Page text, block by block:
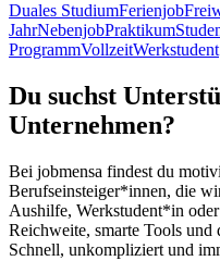
Duales StudiumFerienjob
JahrNebenjobPraktikum
ProgrammVollzeitWerkstudent
Du suchst
Unternehmen?
Bei jobmensa findest du
Berufseinsteiger*innen, die
Aushilfe, Werkstudent*in
Reichweite, smarte Tools
Schnell, unkompliziert und